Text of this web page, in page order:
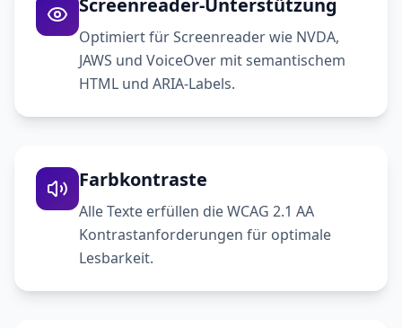
Screenreader-Unterstützung
Optimiert für Screenreader wie NVDA,
JAWS und VoiceOver mit semantischem
HTML und ARIA-Labels.
Farbkontraste
Alle Texte erfüllen die WCAG 2.1 AA
Kontrastanforderungen für optimale
Lesbarkeit.